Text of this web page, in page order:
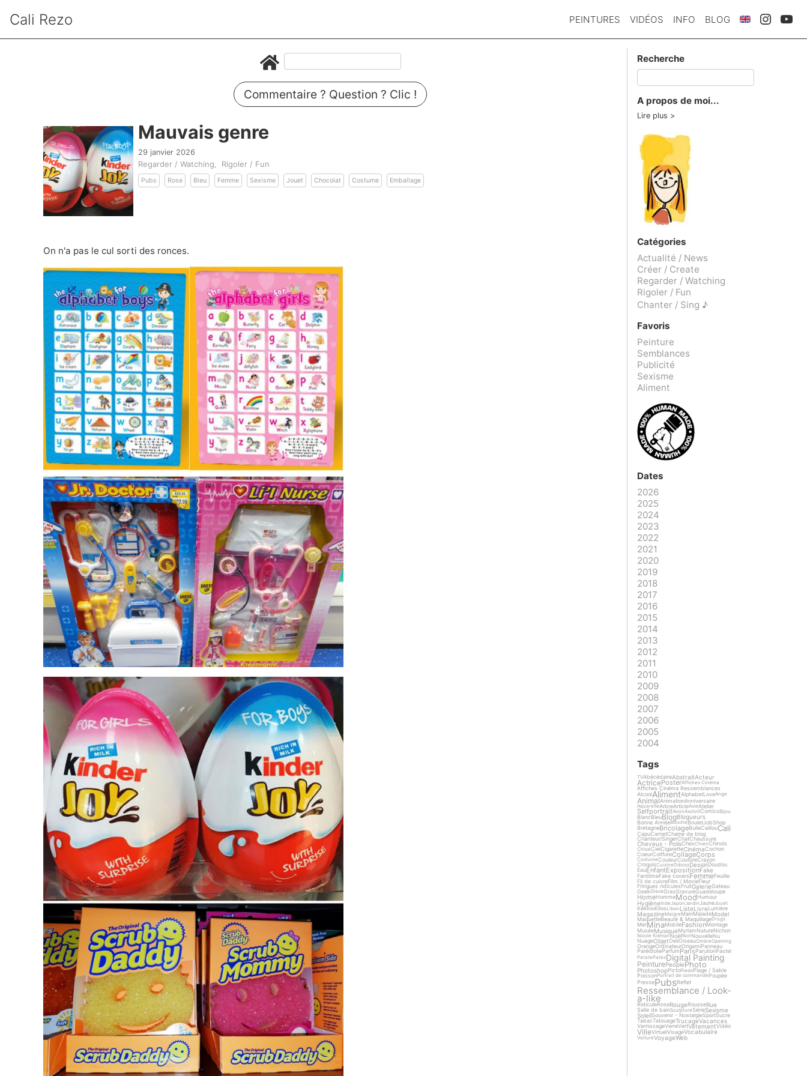
Cali Rezo PEINTURES VIDÉOS INFO BLOG
Commentaire ? Question ? Clic !
Mauvais genre
29 janvier 2026
Regarder / Watching Rigoler / Fun
Pubs Rose Bleu Femme Sexisme Jouet Chocolat Costume Emballage
On n'a pas le cul sorti des ronces.
Recherche
A propos de moi...
Lire plus
Catégories
Actualité / News
Créer / Create
Regarder / Watching
Rigoler / Fun
Chanter / Sing ♪
Favoris
Peinture
Semblances
Publicité
Sexisme
Aliment
Dates
2026
2025
2024
2023
2022
2021
2020
2019
2018
2017
2016
2015
2014
2013
2012
2011
2010
2009
2008
2007
2006
2005
2004
Tags
TVAbécédaireAbstraitActeur
ActricePosterAffiches Cinéma
Affiches Cinéma Ressemblances
AlcoolAlimentAlphabetLoveAnge
AnimalAnimationAnniversaire
AquarelleArbreArticleAsieAtelier
SelfportraitAvionAxolotlComicsBijou
BlancBleuBlogBlogueurs
Bonne AnnéeBoucheBouletJobShop
BretagneBricolageBulleCaillouCali
CapuCarnetChaine de blog
Chanteur/SingerChatChaussure
Cheveux - PoilsChexChienChinois
ChloéCielCigaretteCinémaCochon
CoeurCoiffureCollageCorps
CostumeCouleurCoutureCrayon
CroquisCuisineDdoooDessinDoudou
EauEnfantExpositionFake
FantômeFake coversFemmeFeuille
Fil de cuivreFilm / MovieFleur
Fringues ridiculesFruitGalerieGateau
GeekGlaceGrasGravureGuadeloupe
HomeHommeMoodHumour
HygièneInde Japon JardinJaune Jouet
KekKikiKilosLibon ListeLivreLumière
MagazineMaigre MainMaladeModel
MaquetteBeauté & MaquillageDrugs
MerMinaMobileFashionMontage
MuséeMusiqueMyriamNatureNichon
Nicole KidmanNoëlNoirNouvelleNu
NuageObjetOeilOiseauOmbreOpening
OrangeOrdinateurOrigamiPanneau
ParéidolieParfumParisParutionPastel
PatatePatesDigital Painting
PeinturePeoplePhoto
PhotoshopPictoPiedsPlage / Sable
PoissonPortrait de commande Poupée
PressePubsReflet
Ressemblance / Look-
a-like
RidiculeRoseRougeRousseRue
Salle de bainSculptureSérieSexisme
SoleilSouvenir - NostalgieSportSucre
TabacTatouageTrucageVacances
VernissageVerreVertVêtementVidéo
VilleVirtuelVisageVocabulaire
VoitureVoyageWeb